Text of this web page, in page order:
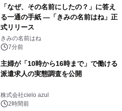
「なぜ、その名前にしたの？」に答え
る一通の手紙 ―「きみの名前はね」正
式リリース
きみの名前はね
7分前
主婦が「10時から16時まで」で働ける
派遣求人の実態調査を公開
株式会社cielo azul
2時間前